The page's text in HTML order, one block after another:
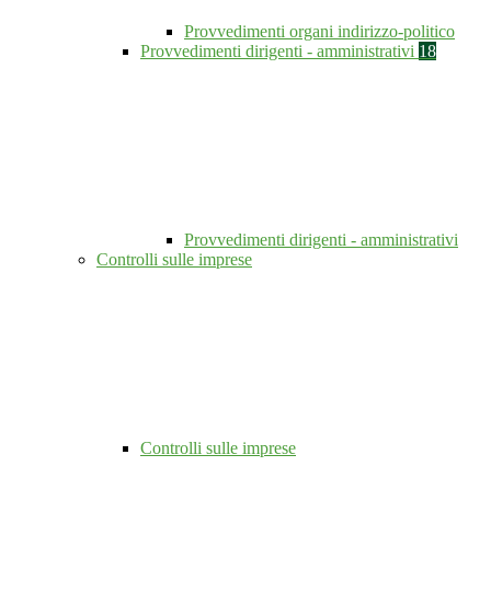
Provvedimenti organi indirizzo-politico
Provvedimenti dirigenti - amministrativi 18
Provvedimenti dirigenti - amministrativi
Controlli sulle imprese
Controlli sulle imprese